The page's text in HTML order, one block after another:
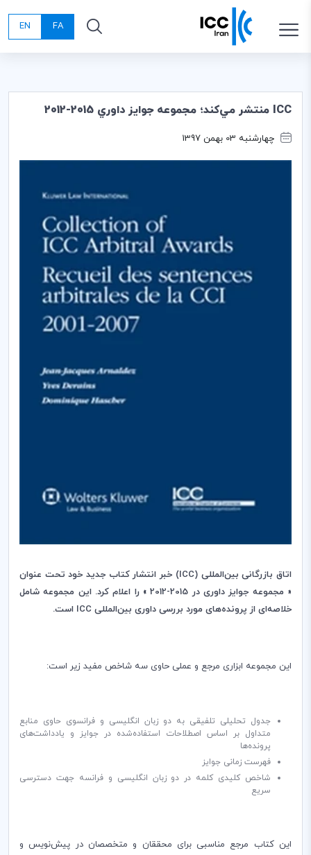
FA
EN
ICC منتشر مي‌كند؛ مجموعه جوايز داوري 2015-2012
چهارشنبه 03 بهمن 1397
اتاق بازرگانی بین‌المللی (ICC) خبر انتشار کتاب جدید خود تحت عنوان
« مجموعه جوایز داوری در 2015-2012 » را اعلام کرد. این مجموعه شامل
خلاصه‌ای از پرونده‌های مورد بررسی داوری بین‌المللی ICC است.
این مجموعه ابزاری مرجع و عملی حاوی سه شاخص مفید زیر است:
جدول تحلیلی تلفیقی به دو زبان انگلیسی و فرانسوی حاوی منابع
متداول بر اساس اصطلاحات استفاده‌شده در جوایز و یادداشت‌های
پرونده‌ها
فهرست زمانی جوایز
شاخص کلیدی کلمه در دو زبان انگلیسی و فرانسه جهت دسترسی
سریع
این کتاب مرجع مناسبی برای محققان و متخصصان‌ در پیش‌نویس و